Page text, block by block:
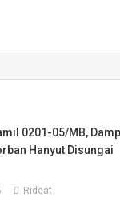
0201-05/MB,
Hanyut Disungai
Ridcat